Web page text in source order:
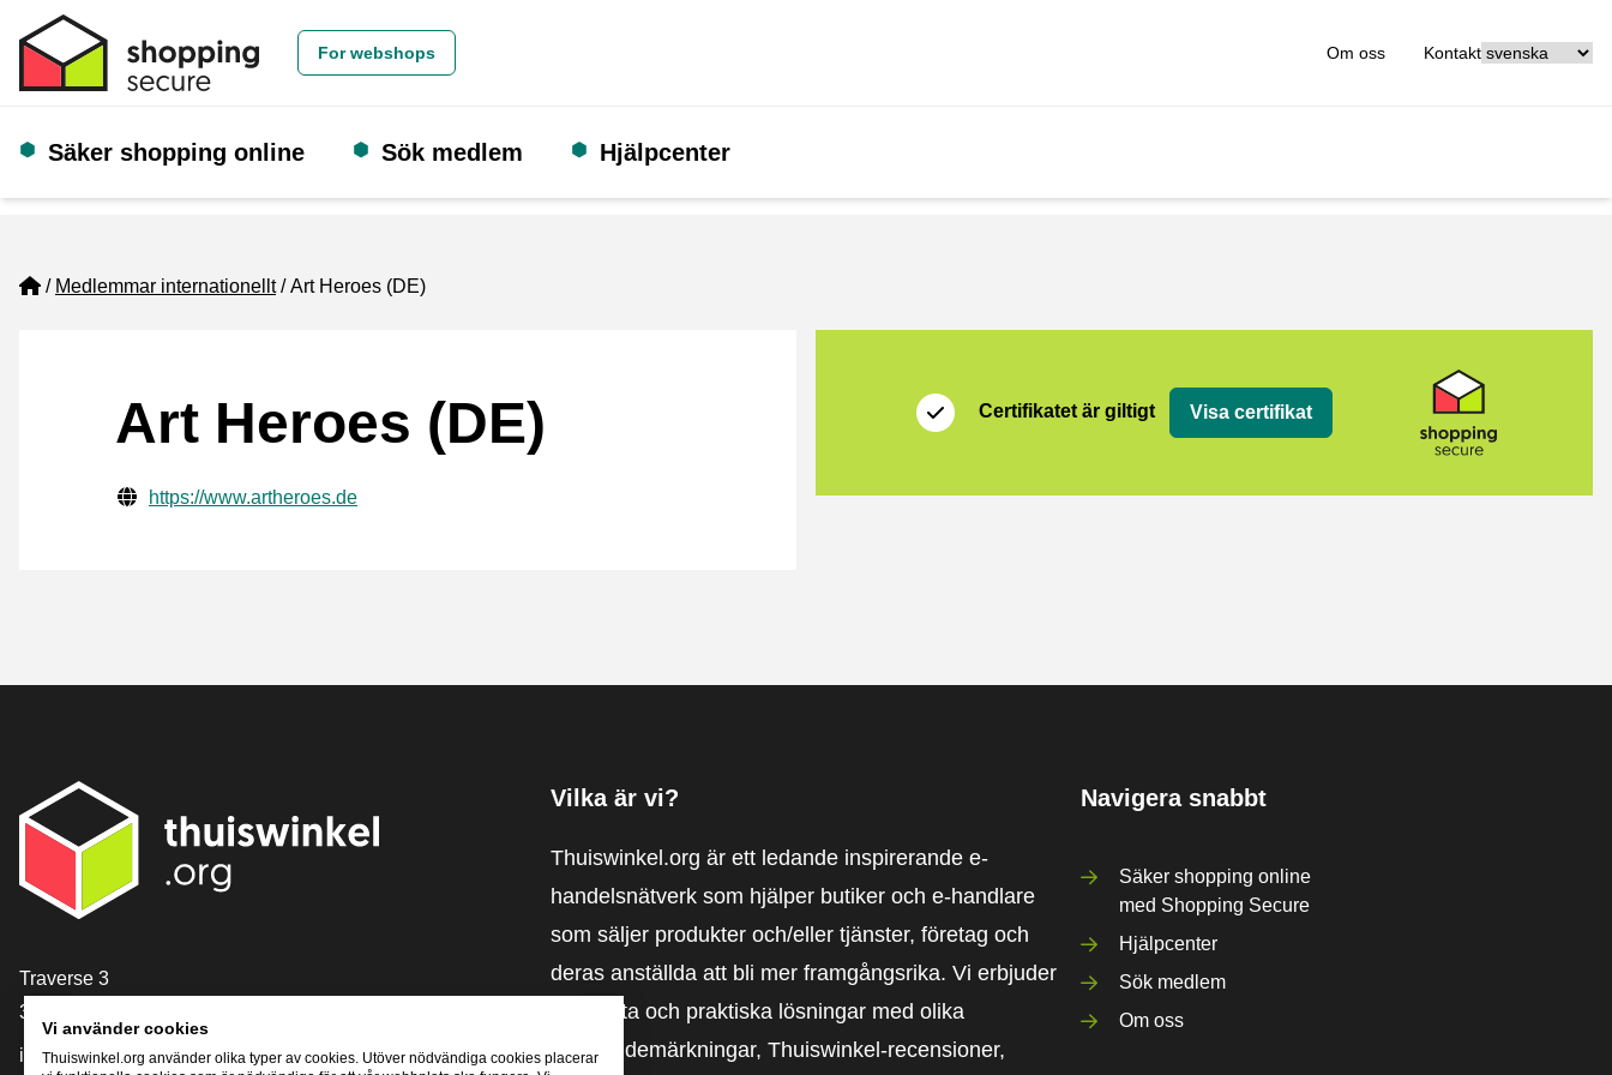
For webshops Om oss Kontakt
Säker shopping online Sök medlem Hjälpcenter
Home
Medlemmar internationellt Art Heroes (DE)
Art Heroes (DE)
Verifierade kontaktuppgifter
Website URL
https://www.artheroes.de
Certifikatet är giltigt Visa certifikat
[_General:Contact]
Traverse 3
3905 NL Veenendaal
info@thuiswinkel.org
Vilka är vi?
Thuiswinkel.org är ett ledande inspirerande e-
handelsnätverk som hjälper butiker och e-handlare
som säljer produkter och/eller tjänster, företag och
deras anställda att bli mer framgångsrika. Vi erbjuder
relevanta och praktiska lösningar med olika
förtroendemärkningar, Thuiswinkel-recensioner,
Navigera snabbt
Säker shopping online
med Shopping Secure
Hjälpcenter
Sök medlem
Om oss
Vi använder cookies
Thuiswinkel.org använder olika typer av cookies. Utöver nödvändiga cookies placerar